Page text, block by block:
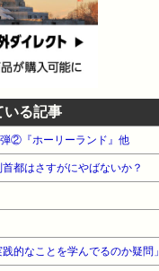
いる記事
弾②『ホーリーランド』他
都はさすがにやばないか？
的なことを学んでるのか疑問」